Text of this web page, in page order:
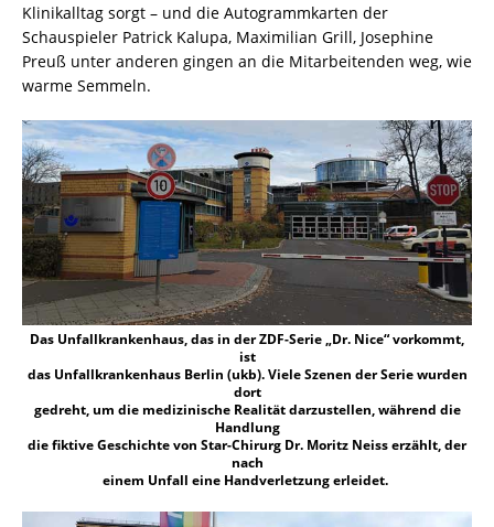
Klinikalltag sorgt – und die Autogrammkarten der
Schauspieler Patrick Kalupa, Maximilian Grill, Josephine
Preuß unter anderen gingen an die Mitarbeitenden weg, wie
warme Semmeln.
Das Unfallkrankenhaus, das in der ZDF-Serie „Dr. Nice“ vorkommt,
ist
das Unfallkrankenhaus Berlin (ukb). Viele Szenen der Serie wurden
dort
gedreht, um die medizinische Realität darzustellen, während die
Handlung
die fiktive Geschichte von Star-Chirurg Dr. Moritz Neiss erzählt, der
nach
einem Unfall eine Handverletzung erleidet.